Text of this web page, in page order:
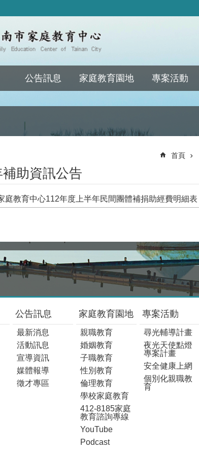
公告訊息 家庭教育園地 專案活動
首頁
補助資訊公告
庭教育中心112年度上半年民間團體補捐助經費明細表
公告訊息
最新消息
活動訊息
宣導資訊
媒體報導
徵才專區
家庭教育園地
親職教育
婚姻教育
子職教育
性別教育
倫理教育
學校家庭教育
412-8185家庭
教育諮詢專線
YouTube
Podcast
專案活動
尋光輔導計畫
夜光天使點燈
專案計畫
安全健康上網
個別化親職教
育